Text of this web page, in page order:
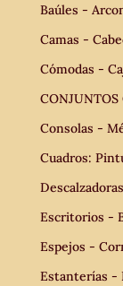
Baúles -
Camas -
Cómodas -
CONJUNTOS
Consolas -
Cuadros:
Escritorios -
Espejos -
Estanterías -